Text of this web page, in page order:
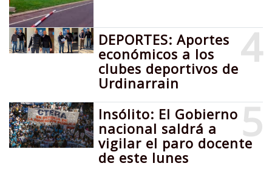
4
DEPORTES: Aportes
económicos a los
clubes deportivos de
Urdinarrain
5
Insólito: El Gobierno
nacional saldrá a
vigilar el paro docente
de este lunes